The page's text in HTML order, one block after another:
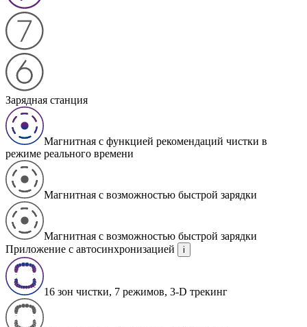
Зарядная станция
Магнитная с функцией рекомендаций чистки в
режиме реального времени
Магнитная c возможностью быстрой зарядки
Магнитная c возможностью быстрой зарядки
Приложение с автосинхронизацией
i
16 зон чистки, 7 режимов, 3-D трекинг